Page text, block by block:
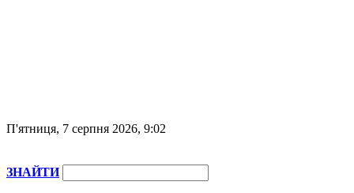
П'ятниця, 7 серпня 2026, 9:02
ЗНАЙТИ